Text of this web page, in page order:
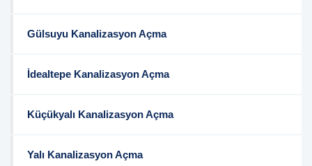
Gülsuyu Kanalizasyon Açma
İdealtepe Kanalizasyon Açma
Küçükyalı Kanalizasyon Açma
Yalı Kanalizasyon Açma